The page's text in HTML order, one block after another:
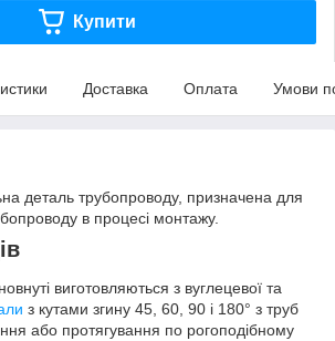
Купити
Доставка Оплата Умови
деталь трубопроводу, призначена для
в процесі монтажу.
виготовляються з вуглецевої та
з кутами згину 45, 60, 90 і 180° з труб
або протягування по рогоподібному